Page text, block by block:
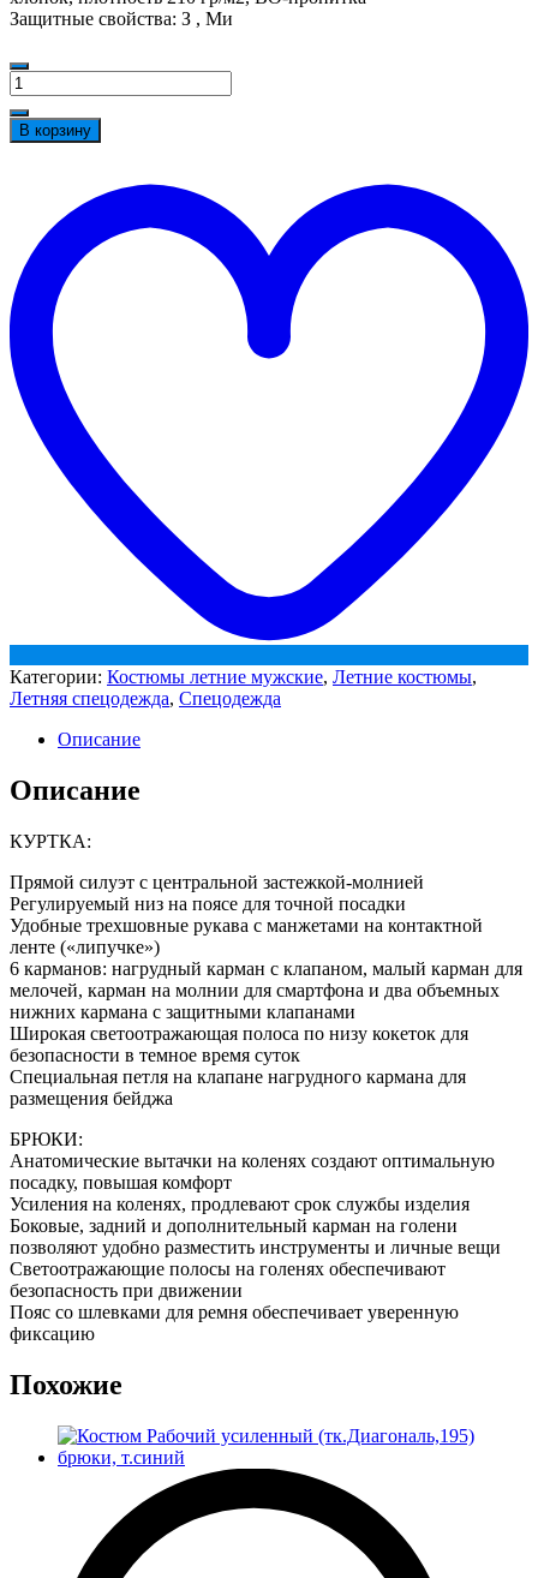
Защитные свойства: З , Ми
Количество
товара
Костюм
ProfLineBase-
(тк.Твил,210)
зеленый/
черный/
желтый
В корзину
Категории: Костюмы летние мужские, Летние костюмы,
Летняя спецодежда, Спецодежда
Описание
Описание
КУРТКА:
Прямой силуэт с центральной застежкой-молнией
Регулируемый низ на поясе для точной посадки
Удобные трехшовные рукава с манжетами на контактной
ленте («липучке»)
6 карманов: нагрудный карман с клапаном, малый карман для
мелочей, карман на молнии для смартфона и два объемных
нижних кармана с защитными клапанами
Широкая светоотражающая полоса по низу кокеток для
безопасности в темное время суток
Специальная петля на клапане нагрудного кармана для
размещения бейджа
БРЮКИ:
Анатомические вытачки на коленях создают оптимальную
посадку, повышая комфорт
Усиления на коленях, продлевают срок службы изделия
Боковые, задний и дополнительный карман на голени
позволяют удобно разместить инструменты и личные вещи
Светоотражающие полосы на голенях обеспечивают
безопасность при движении
Пояс со шлевками для ремня обеспечивает уверенную
фиксацию
Похожие